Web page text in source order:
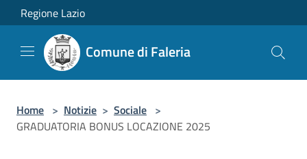
Salta al contenuto principale
Regione Lazio
Comune di Faleria
Home > Notizie > Sociale >
GRADUATORIA BONUS LOCAZIONE 2025